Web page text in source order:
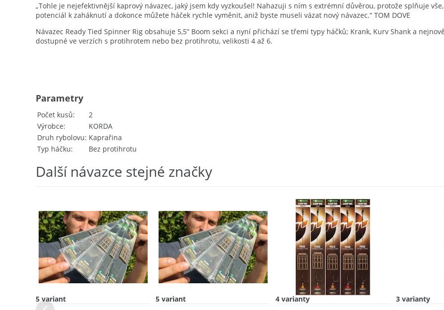
„Tohle je nejefektivnější kaprový návazec, jaký jsem kdy vyzkoušel! Nahazuji s ním s extrémní důvěrou, protože splňuje
potenciál k zaháknutí a dokonce můžete háček rychle vyměnit, aniž byste museli vázat nový návazec.“ TOM DOVE
Návazec Ready Tied Spinner Rig obsahuje 5,5” Boom sekci a nyní přichází se třemi typy háčků; Krank, Kurv Shank a
dostupné ve verzích s protihrotem nebo bez protihrotu, velikosti 4 až 6.
Počet kusů
2
Výrobce
KORDA
Druh rybolovu Kaprařina
Typ háčku
Bez protihrotu
Parametry
Další návazce stejné značky
5 variant 5 variant 4 varianty 3 varianty